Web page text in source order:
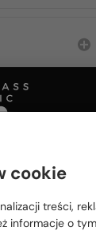
dla Ciebie
cookie
treści,
informacje o